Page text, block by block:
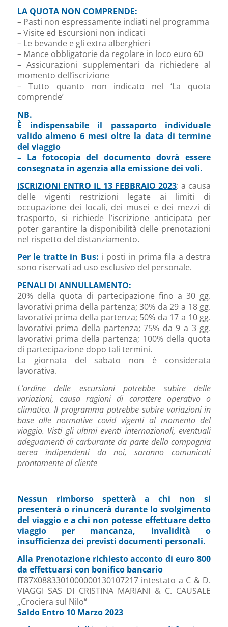
LA QUOTA NON COMPRENDE:
– Pasti non espressamente indiati nel programma
– Visite ed Escursioni non indicati
– Le bevande e gli extra alberghieri
– Mance obbligatorie da regolare in loco euro 60
– Assicurazioni supplementari da richiedere al
momento dell’iscrizione
– Tutto quanto non indicato nel ‘La quota
comprende’
NB.
È indispensabile il passaporto individuale
valido almeno 6 mesi oltre la data di termine
del viaggio
– La fotocopia del documento dovrà essere
consegnata in agenzia alla emissione dei voli.
ISCRIZIONI ENTRO IL 13 FEBBRAIO 2023: a causa
delle vigenti restrizioni legate ai limiti di
occupazione dei locali, dei musei e dei mezzi di
trasporto, si richiede l’iscrizione anticipata per
poter garantire la disponibilità delle prenotazioni
nel rispetto del distanziamento.
Per le tratte in Bus: i posti in prima fila a destra
sono riservati ad uso esclusivo del personale.
PENALI DI ANNULLAMENTO:
20% della quota di partecipazione fino a 30 gg.
lavorativi prima della partenza; 30% da 29 a 18 gg.
lavorativi prima della partenza; 50% da 17 a 10 gg.
lavorativi prima della partenza; 75% da 9 a 3 gg.
lavorativi prima della partenza; 100% della quota
di partecipazione dopo tali termini.
La giornata del sabato non è considerata
lavorativa.
L’ordine delle escursioni potrebbe subire delle
variazioni, causa ragioni di carattere operativo o
climatico. Il programma potrebbe subire variazioni in
base alle normative covid vigenti al momento del
viaggio. Visti gli ultimi eventi internazionali, eventuali
adeguamenti di carburante da parte della compagnia
aerea indipendenti da noi, saranno comunicati
prontamente al cliente
Nessun rimborso spetterà a chi non si
presenterà o rinuncerà durante lo svolgimento
del viaggio e a chi non potesse effettuare detto
viaggio per mancanza, invalidità o
insufficienza dei previsti documenti personali.
Alla Prenotazione richiesto acconto di euro 800
da effettuarsi con bonifico bancario
IT87X0883301000000130107217 intestato a C & D.
VIAGGI SAS DI CRISTINA MARIANI & C. CAUSALE
„Crociera sul Nilo“
Saldo Entro 10 Marzo 2023